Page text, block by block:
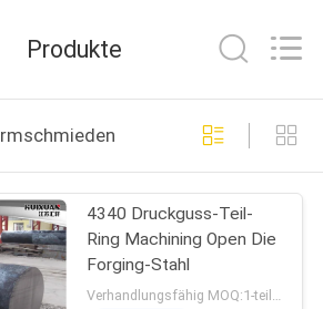
36
Produkte
4340 Druckguss-Teil-
Ring Machining Open Die
Forging-Stahl
Verhandlungsfähig MOQ:1-teilig